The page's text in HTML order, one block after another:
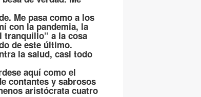
Me pasa como a los
con la pandemia, la
tranquillo” a la cosa
de este último.
la salud, casi todo
aquí como el
contantes y sabrosos
aristócrata cuatro